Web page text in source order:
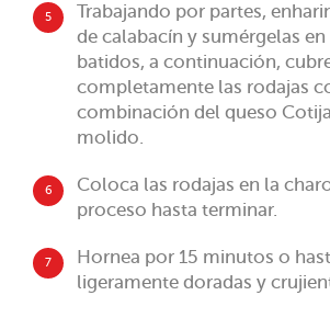
5
Trabajando por partes,
de calabacín y sumérgelas
batidos, a continuación,
completamente las rodajas
combinación del queso
molido.
6
Coloca las rodajas en la
proceso hasta terminar.
7
Hornea por 15 minutos o
ligeramente doradas y